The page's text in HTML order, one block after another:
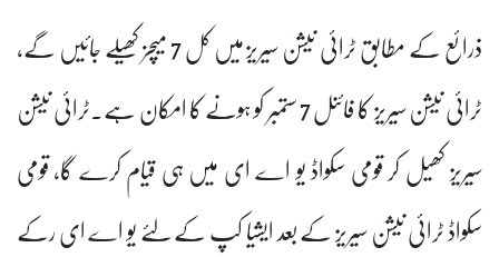
ذرائع کے مطابق ٹرائی نیشن سیریز میں کل 7 میچز کھیلے جائیں گے،
ٹرائی نیشن سیریز کا فائنل 7 ستمبر کو ہونے کا امکان ہے۔ٹرائی نیشن
سیریز کھیل کر قومی سکواڈ یو اے ای میں ہی قیام کرے گا، قومی
سکواڈ ٹرائی نیشن سیریز کے بعد ایشیا کپ کے لئے یو اے ای رکے